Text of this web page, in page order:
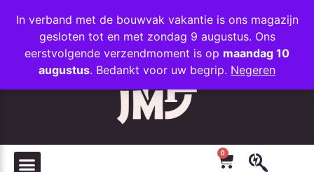
In verband met de bouwvak vakantie is ons magazijn
gesloten tot en met zondag 9 augustus. Ons
eerstvolgende verzendmoment is op maandag 10
augustus. Bedankt voor uw begrip. Negeren
INFO@JMODESIGN.NL
+31 (0)35 203 1663
FAVORIETEN
0